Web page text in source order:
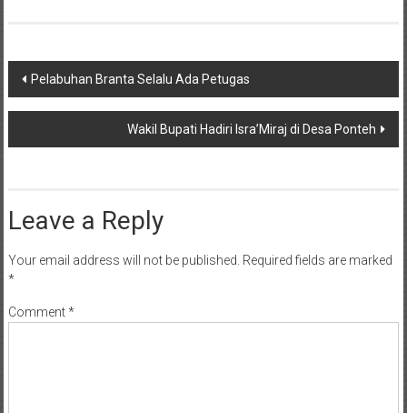
Post
navigation
Pelabuhan Branta Selalu Ada Petugas
Wakil Bupati Hadiri Isra’Miraj di Desa Ponteh
Leave a Reply
Your email address will not be published. Required fields are marked
*
Comment*